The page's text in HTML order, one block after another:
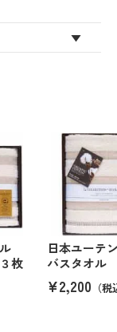
枚
日本ユー
バスタオル
¥2,200 （